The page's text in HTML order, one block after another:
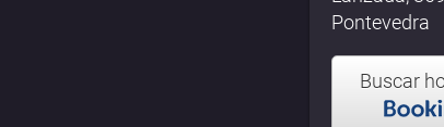
Pontevedra
Buscar